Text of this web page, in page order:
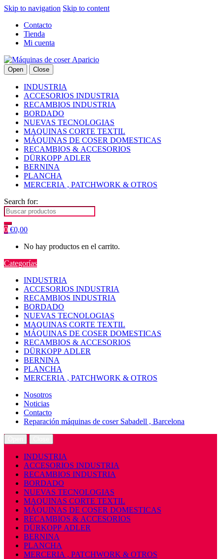
Skip to navigation Skip to content
Contacto
Tienda
Mi cuenta
Open Close
INDUSTRIA
ACCESORIOS INDUSTRIA
RECAMBIOS INDUSTRIA
BORDADO
NUEVAS TECNOLOGIAS
MAQUINAS CORTE TEXTIL
MÁQUINAS DE COSER DOMESTICAS
RECAMBIOS & ACCESORIOS
DÜRKOPP ADLER
BERNINA
PLANCHA
MERCERIA , PATCHWORK & OTROS
Search for:
0 €0,00
No hay productos en el carrito.
Categorías
INDUSTRIA
ACCESORIOS INDUSTRIA
RECAMBIOS INDUSTRIA
BORDADO
NUEVAS TECNOLOGIAS
MAQUINAS CORTE TEXTIL
MÁQUINAS DE COSER DOMESTICAS
RECAMBIOS & ACCESORIOS
DÜRKOPP ADLER
BERNINA
PLANCHA
MERCERIA , PATCHWORK & OTROS
Nosotros
Noticias
Contacto
Reparación máquinas de coser Sabadell , Barcelona
INDUSTRIA
ACCESORIOS INDUSTRIA
RECAMBIOS INDUSTRIA
BORDADO
NUEVAS TECNOLOGIAS
MAQUINAS CORTE TEXTIL
MÁQUINAS DE COSER DOMESTICAS
RECAMBIOS & ACCESORIOS
DÜRKOPP ADLER
BERNINA
PLANCHA
MERCERIA , PATCHWORK & OTROS